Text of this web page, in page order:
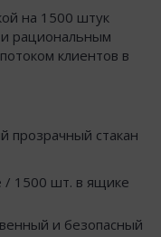
на 1500 штук
рациональным
клиентов в
прозрачный стакан
/ 1500 шт. в ящике
и безопасный